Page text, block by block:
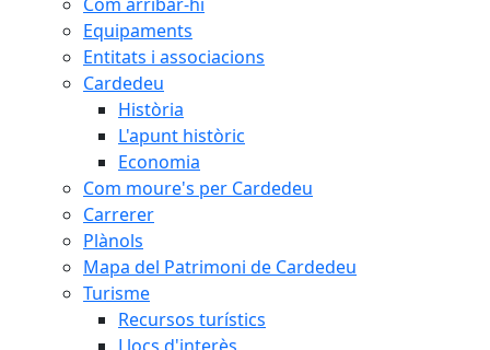
Equipaments
Entitats i associacions
Cardedeu
Història
L'apunt històric
Economia
Com moure's per Cardedeu
Carrerer
Plànols
Mapa del Patrimoni de Cardedeu
Turisme
Recursos turístics